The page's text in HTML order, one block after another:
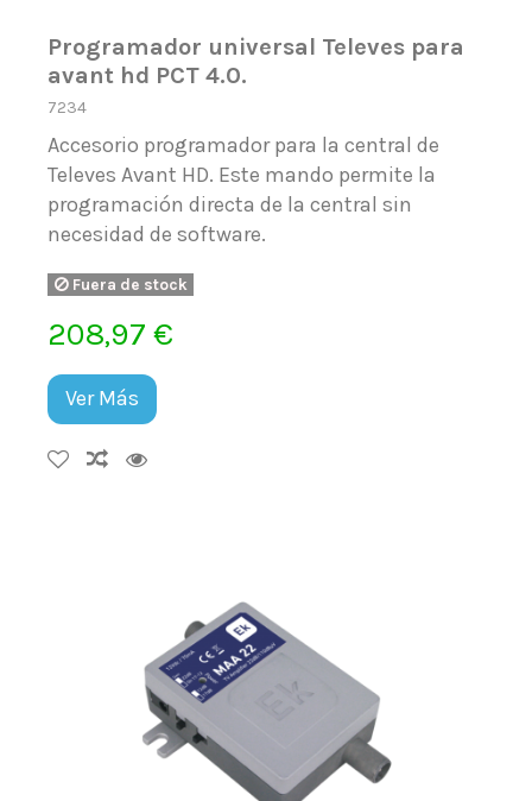
Programador universal Televes para
avant hd PCT 4.0.
7234
Accesorio programador para la central de
Televes Avant HD. Este mando permite la
programación directa de la central sin
necesidad de software.
Fuera de stock
208,97 €
Ver Más